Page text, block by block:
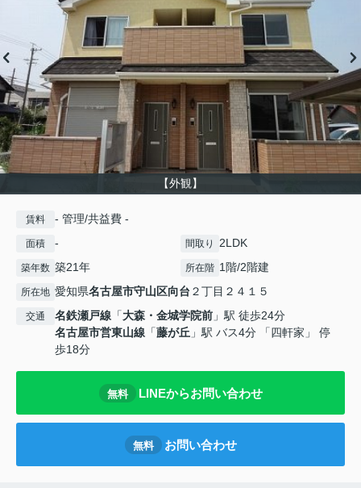
【外観】
賃料 - 管理/共益費 -
面積 - 間取り 2LDK
築年数 築21年 所在階 1階/2階建
所在地 愛知県名古屋市守山区向台 ２丁目２４１５
交通 名鉄瀬戸線 「大森・金城学院前 」駅 徒歩24分
名古屋市営東山線 「藤が丘 」駅 バス4分 「四軒家」 停
歩18分
無料 LINEからお問い合わせ
無料 お問い合わせ